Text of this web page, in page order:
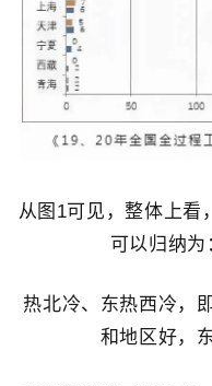
从图1可见，整体上看
可以归纳
热北冷、东热西冷，
和地区好，